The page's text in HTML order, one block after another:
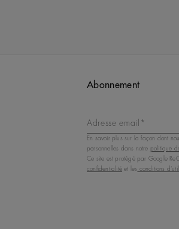
Abonnement
Adresse email*
En savoir plus sur la façon dont
personnelles dans notre politique
Ce site est protégé par Google
confidentialité et les conditions